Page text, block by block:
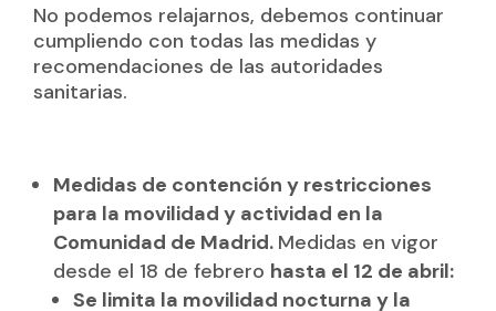
No podemos relajarnos, debemos continuar
cumpliendo con todas las medidas y
recomendaciones de las autoridades
sanitarias.
Medidas de contención y restricciones
para la movilidad y actividad en la
Comunidad de Madrid. Medidas en vigor
desde el 18 de febrero hasta el 12 de abril:
Se limita la movilidad nocturna y la